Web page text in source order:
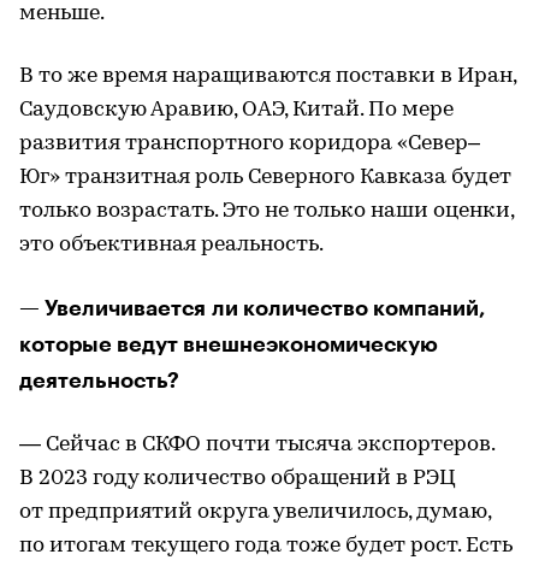
меньше.
В то же время наращиваются поставки в Иран,
Саудовскую Аравию, ОАЭ, Китай. По мере
развития транспортного коридора «Север–
Юг» транзитная роль Северного Кавказа будет
только возрастать. Это не только наши оценки,
это объективная реальность.
— Увеличивается ли количество компаний,
которые ведут внешнеэкономическую
деятельность?
— Сейчас в СКФО почти тысяча экспортеров.
В 2023 году количество обращений в РЭЦ
от предприятий округа увеличилось, думаю,
по итогам текущего года тоже будет рост. Есть